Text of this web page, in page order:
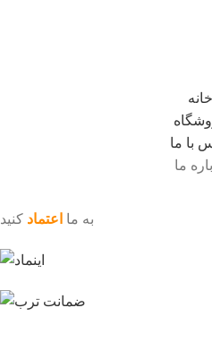
خانه
با ما
ما
به ما اعتماد کنید